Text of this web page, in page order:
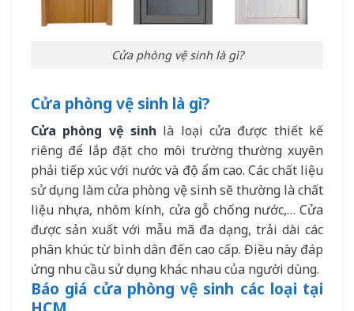
Cửa phòng vệ sinh là gì?
Cửa phòng vệ sinh là gì?
Cửa phòng vệ sinh là loại cửa được thiết kế
riêng để lắp đặt cho môi trường thường xuyên
phải tiếp xúc với nước và độ ẩm cao. Các chất liệu
sử dụng làm cửa phòng vệ sinh sẽ thường là chất
liệu nhựa, nhôm kính, cửa gỗ chống nước,… Cửa
được sản xuất với mẫu mã đa dạng, trải dài các
phân khúc từ bình dân đến cao cấp. Điều này đáp
ứng nhu cầu sử dụng khác nhau của người dùng.
Báo giá cửa phòng vệ sinh các loại tại